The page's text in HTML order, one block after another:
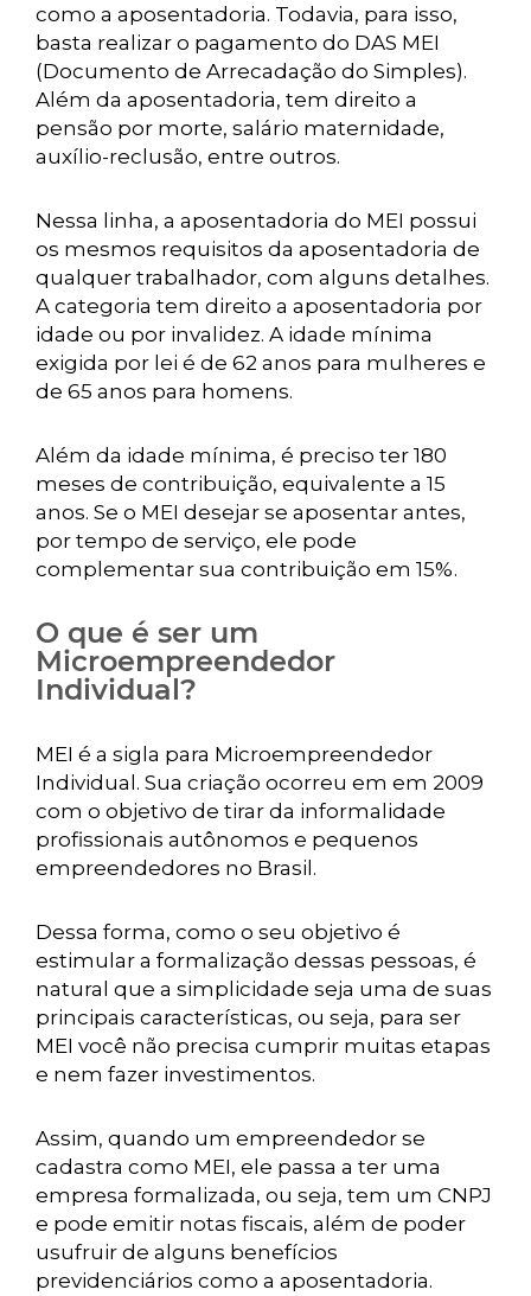
como a aposentadoria. Todavia, para isso,
basta realizar o pagamento do DAS MEI
(Documento de Arrecadação do Simples).
Além da aposentadoria, tem direito a
pensão por morte, salário maternidade,
auxílio-reclusão, entre outros.
Nessa linha, a aposentadoria do MEI possui
os mesmos requisitos da aposentadoria de
qualquer trabalhador, com alguns detalhes.
A categoria tem direito a aposentadoria por
idade ou por invalidez. A idade mínima
exigida por lei é de 62 anos para mulheres e
de 65 anos para homens.
Além da idade mínima, é preciso ter 180
meses de contribuição, equivalente a 15
anos. Se o MEI desejar se aposentar antes,
por tempo de serviço, ele pode
complementar sua contribuição em 15%.
O que é ser um
Microempreendedor
Individual?
MEI é a sigla para Microempreendedor
Individual. Sua criação ocorreu em em 2009
com o objetivo de tirar da informalidade
profissionais autônomos e pequenos
empreendedores no Brasil.
Dessa forma, como o seu objetivo é
estimular a formalização dessas pessoas, é
natural que a simplicidade seja uma de suas
principais características, ou seja, para ser
MEI você não precisa cumprir muitas etapas
e nem fazer investimentos.
Assim, quando um empreendedor se
cadastra como MEI, ele passa a ter uma
empresa formalizada, ou seja, tem um CNPJ
e pode emitir notas fiscais, além de poder
usufruir de alguns benefícios
previdenciários como a aposentadoria.